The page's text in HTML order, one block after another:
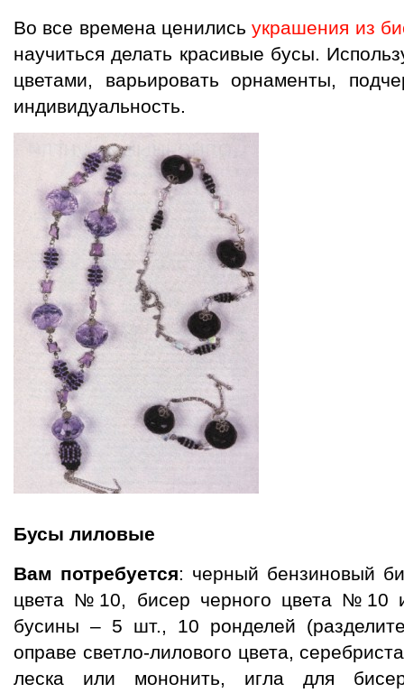
Во все времена ценилисьукрашения из
научиться делать красивые бусы.
цветами, варьировать орнаменты,
индивидуальность.
Бусы лиловые
Вам потребуется: черный бензиновый
цвета №10, бисер черного цвета №10
бусины – 5 шт., 10 ронделей
оправе светло-лилового цвета,
леска или мононить, игла для